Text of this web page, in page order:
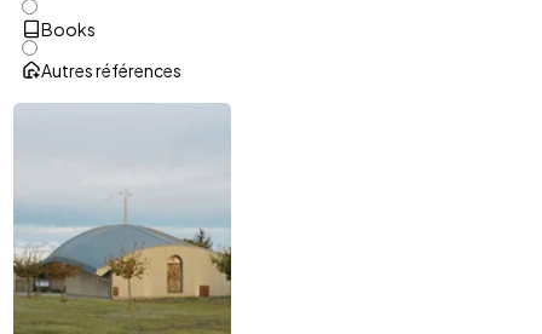
Books
Autres références